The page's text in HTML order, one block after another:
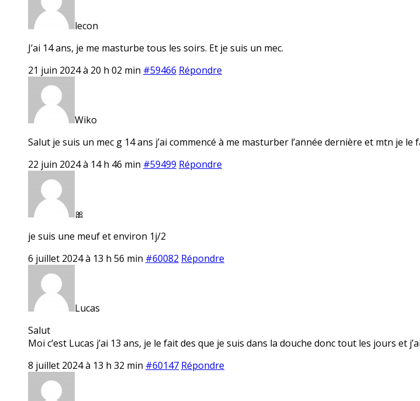
lecon
J’ai 14 ans, je me masturbe tous les soirs. Et je suis un mec.
21 juin 2024 à 20 h 02 min #59466 Répondre
Wiko
Salut je suis un mec g 14 ans j’ai commencé à me masturber l’année dernière et mtn je
22 juin 2024 à 14 h 46 min #59499 Répondre
🎀
je suis une meuf et environ 1j/2
6 juillet 2024 à 13 h 56 min #60082 Répondre
Lucas
Salut
Moi c’est Lucas j’ai 13 ans, je le fait des que je suis dans la douche donc tout les jours et
8 juillet 2024 à 13 h 32 min #60147 Répondre